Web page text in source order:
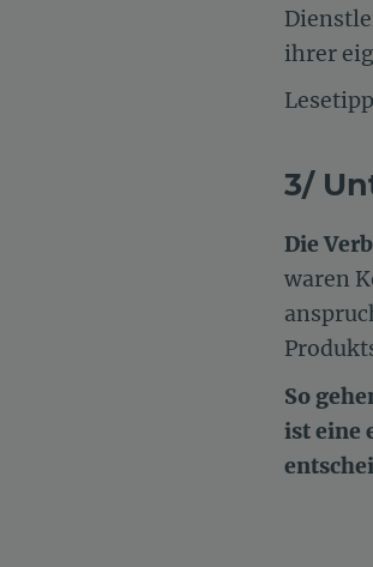
ihrer
3/
Die
waren
So
ist eine